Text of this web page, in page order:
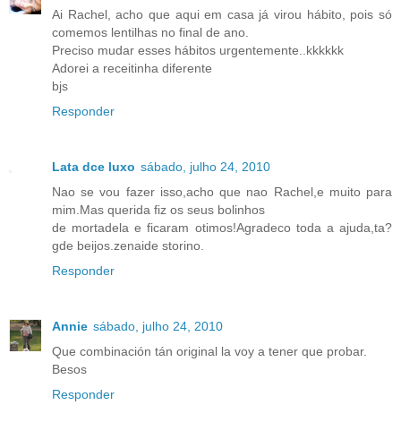
Ai Rachel, acho que aqui em casa já virou hábito, pois só
comemos lentilhas no final de ano.
Preciso mudar esses hábitos urgentemente..kkkkkk
Adorei a receitinha diferente
bjs
Responder
Lata dce luxo sábado, julho 24, 2010
Nao se vou fazer isso,acho que nao Rachel,e muito para
mim.Mas querida fiz os seus bolinhos
de mortadela e ficaram otimos!Agradeco toda a ajuda,ta?
gde beijos.zenaide storino.
Responder
Annie sábado, julho 24, 2010
Que combinación tán original la voy a tener que probar.
Besos
Responder